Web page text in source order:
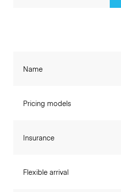
Name
Pricing models
Insurance
Flexible arrival